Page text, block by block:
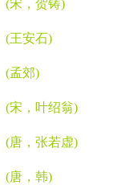
(宋，贺铸)
(王安石)
(孟郊)
(宋，叶绍翁)
(唐，张若虚)
(唐，韩)